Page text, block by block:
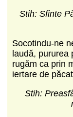
Stih: Sfinte
Socotindu-ne
laudă, pururea
rugăm ca prin
iertare de
Stih: